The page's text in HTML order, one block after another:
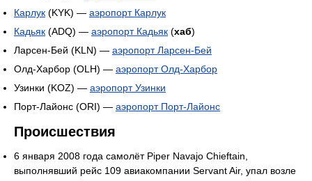
Карлук (KYK) — аэропорт Карлук
Кадьяк (ADQ) — аэропорт Кадьяк (хаб)
Ларсен-Бей (KLN) — аэропорт Ларсен-Бей
Олд-Харбор (OLH) — аэропорт Олд-Харбор
Узинки (KOZ) — аэропорт Узинки
Порт-Лайонс (ORI) — аэропорт Порт-Лайонс
Происшествия
6 января 2008 года самолёт Piper Navajo Chieftain,
выполнявший рейс 109 авиакомпании Servant Air, упал возле